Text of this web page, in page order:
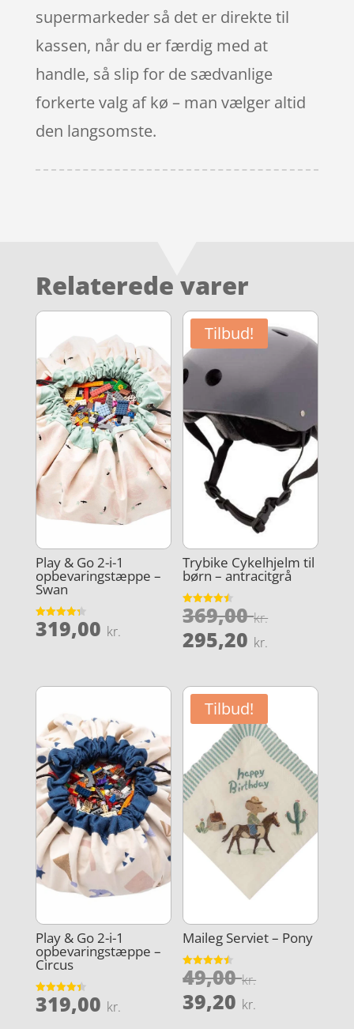
supermarkeder så det er direkte til
kassen, når du er færdig med at
handle, så slip for de sædvanlige
forkerte valg af kø – man vælger altid
den langsomste.
Relaterede varer
Play & Go 2-i-1
opbevaringstæppe –
Swan
Vurderet
4.3
319,00 kr.
Tilbud!
Trybike Cykelhjelm til
børn – antracitgrå
Vurderet
4.5
369,00kr.Den
369,00
295,20 kr.
pris
er:
295,20
Play & Go 2-i-1
opbevaringstæppe –
Circus
Vurderet
4.4
319,00 kr.
Tilbud!
Maileg Serviet – Pony
Vurderet
4.5
49,00kr.Den
39,20 kr.